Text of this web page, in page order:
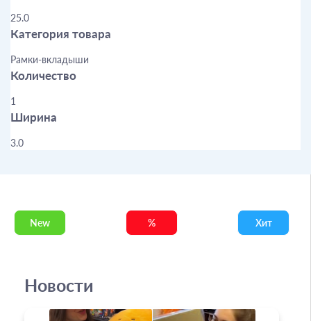
25.0
Категория товара
Рамки-вкладыши
Количество
1
Ширина
3.0
New % Хит
Новости